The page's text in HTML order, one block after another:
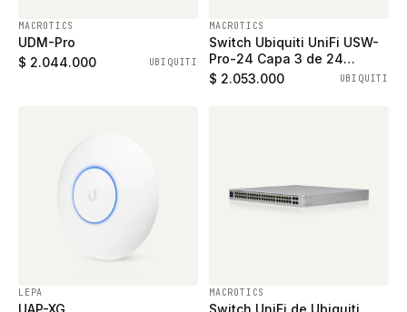
MACROTICS
UDM-Pro
$ 2.044.000
UBIQUITI
MACROTICS
Switch Ubiquiti UniFi USW-
Pro-24 Capa 3 de 24
puertos Gigabit y 2 puertos
$ 2.053.000 UBIQUITI
LEPA
UAP-XG
MACROTICS
Switch UniFi de Ubiquiti